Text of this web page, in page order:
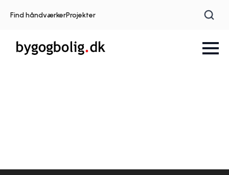
Find håndværkerProjekter